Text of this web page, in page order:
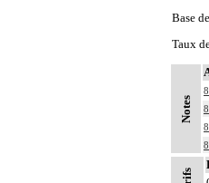
Base
Taux
Notes
8
8
8